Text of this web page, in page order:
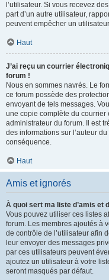
l’utilisateur. Si vous recevez
part d’un autre utilisateur,
peuvent empêcher un
Haut
J’ai reçu un courrier
forum !
Nous en sommes navrés. Le
ce forum possède des
envoyant de tels messages.
une copie complète du
administrateur du forum. Il est
des informations sur l’auteur
conséquence.
Haut
Amis et ignorés
À quoi sert ma liste d’amis et
Vous pouvez utiliser ces listes
forum. Les membres ajoutés à
de contrôle de l’utilisateur afin
leur envoyer des messages
par ces utilisateurs peuvent
ajoutez un utilisateur à votre
seront masqués par défaut.